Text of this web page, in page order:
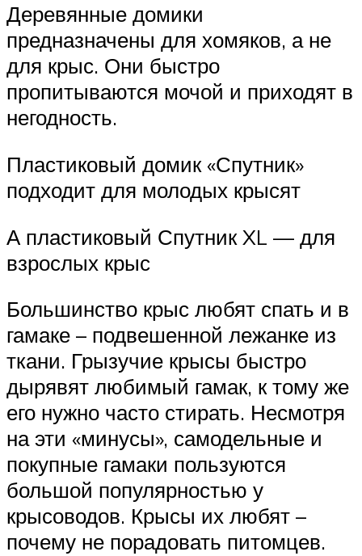
Деревянные домики
предназначены для хомяков, а не
для крыс. Они быстро
пропитываются мочой и приходят в
негодность.
Пластиковый домик «Спутник»
подходит для молодых крысят
А пластиковый Спутник XL — для
взрослых крыс
Большинство крыс любят спать и в
гамаке – подвешенной лежанке из
ткани. Грызучие крысы быстро
дырявят любимый гамак, к тому же
его нужно часто стирать. Несмотря
на эти «минусы», самодельные и
покупные гамаки пользуются
большой популярностью у
крысоводов. Крысы их любят –
почему не порадовать питомцев.